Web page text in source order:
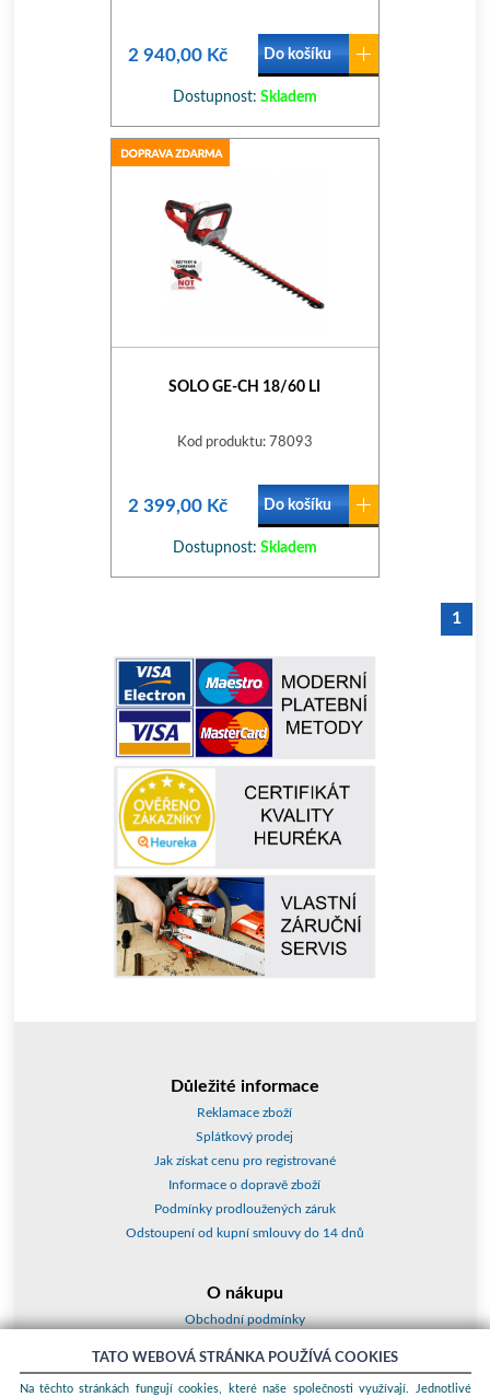
2 940,00 Kč Do košíku
Dostupnost: Skladem
SOLO GE-CH 18/60 LI
Kod produktu: 78093
2 399,00 Kč Do košíku
Dostupnost: Skladem
1
Důležité informace
Reklamace zboží
Splátkový prodej
Jak získat cenu pro registrované
Informace o dopravě zboží
Podmínky prodloužených záruk
Odstoupení od kupní smlouvy do 14 dnů
O nákupu
Obchodní podmínky
Kontakty a adresy
TATO WEBOVÁ STRÁNKA POUŽÍVÁ COOKIES
Na těchto stránkách fungují cookies, které naše společnosti využívají. Jednotlivé